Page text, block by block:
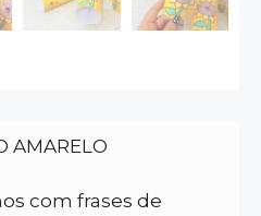
AMARELO
com frases de